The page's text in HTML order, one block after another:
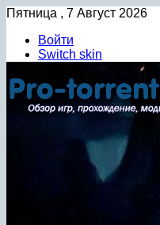
Пятница , 7 Август 2026
Войти
Switch skin